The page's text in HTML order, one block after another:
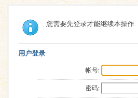
您需要先登录才能继续本操作
用户登录
帐号:
密码: